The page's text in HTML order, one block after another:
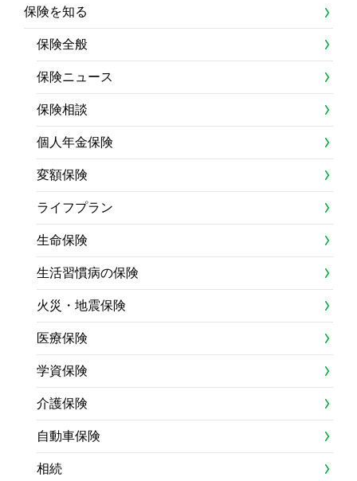
保険を知る
保険全般
保険ニュース
保険相談
個人年金保険
変額保険
ライフプラン
生命保険
生活習慣病の保険
火災・地震保険
医療保険
学資保険
介護保険
自動車保険
相続